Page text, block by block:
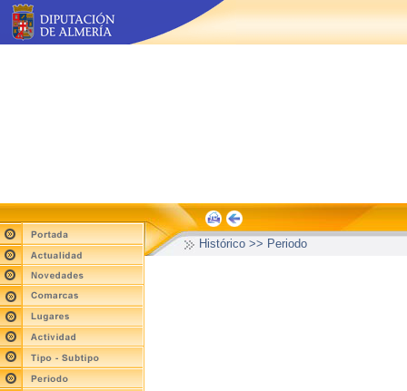
Histórico >> Periodo